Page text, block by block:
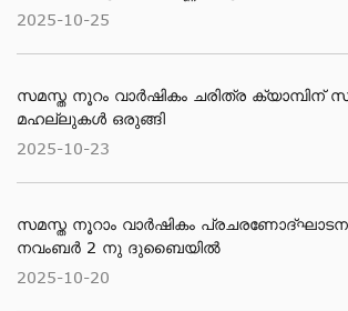
2025-10-25
സമസ്ത നൂറം വാര്‍ഷികം ചരിത്ര ക്യാമ്പിന്
മഹല്ലുകള്‍ ഒരുങ്ങി
2025-10-23
സമസ്ത നൂറാം വാർഷികം പ്രചരണോദ്ഘാടന
നവംബർ 2 നു ദുബൈയിൽ
2025-10-20